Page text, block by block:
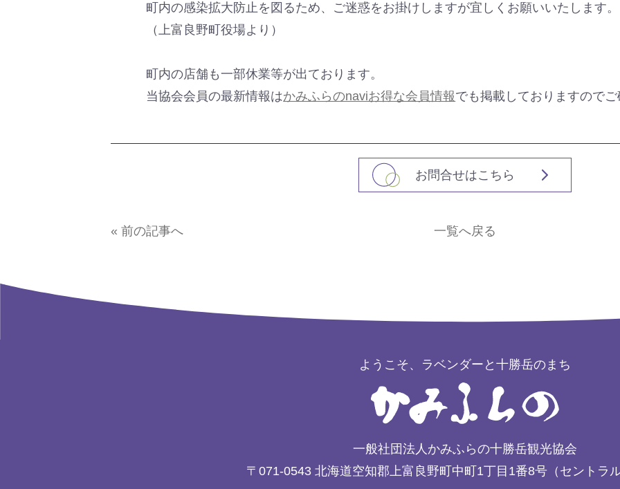
町内の感染拡大防止を図るため、ご迷惑をお掛けしますが宜しくお願いいたします。
（上富良野町役場より）
町内の店舗も一部休業等が出ております。
当協会会員の最新情報はかみふらのnaviお得な会員情報でも掲載しておりますのでご
お問合せはこちら
« 前の記事へ 一覧へ戻る
ようこそ、ラベンダーと十勝岳のまち
一般社団法人かみふらの十勝岳観光協会
〒071-0543 北海道空知郡上富良野町中町1丁目1番8号（セントラル